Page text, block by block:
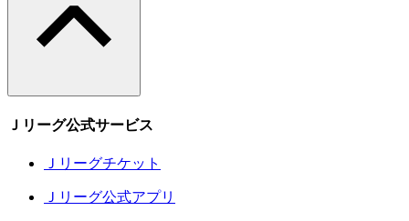
Ｊリーグ公式サービス
Ｊリーグチケット
Ｊリーグ公式アプリ